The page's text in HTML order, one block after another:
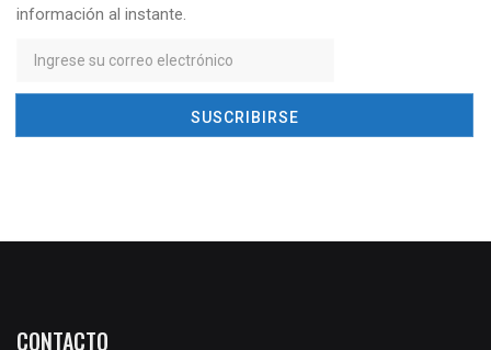
información al instante.
CONTACTO